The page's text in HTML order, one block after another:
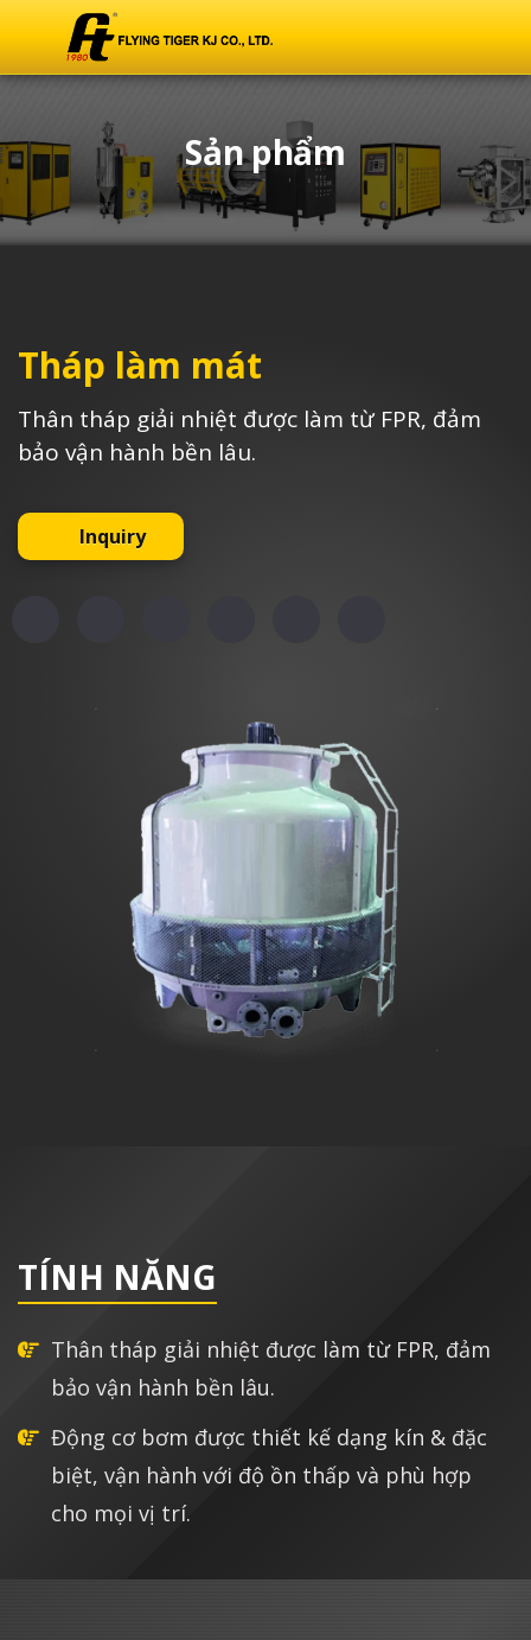
Sản phẩm
Tháp làm mát
Thân tháp giải nhiệt được làm từ FPR, đảm
bảo vận hành bền lâu.
Inquiry
TÍNH NĂNG
Thân tháp giải nhiệt được làm từ FPR, đảm
bảo vận hành bền lâu.
Động cơ bơm được thiết kế dạng kín & đặc
biệt, vận hành với độ ồn thấp và phù hợp
cho mọi vị trí.